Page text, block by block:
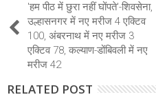
'हम पीठ में छुरा नहीं घोंपते'-शिवसेना,
उल्हासनगर में नए मरीज 4 एक्टिव
100, अंबरनाथ में नए मरीज 3
एक्टिव 78, कल्याण-डोंबिवली में नए
मरीज 42
RELATED POST